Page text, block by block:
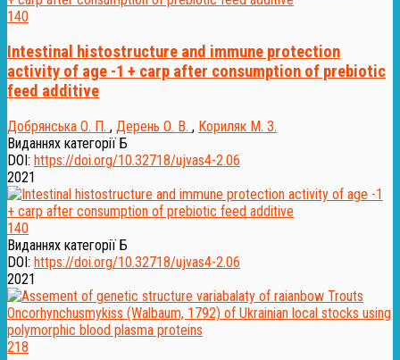
140
Intestinal histostructure and immune protection
activity of age -1 + carp after consumption of prebiotic
feed additive
Добрянська О. П. , Дерень О. В. , Кориляк М. З.
Виданнях категорії Б
DOI: https://doi.org/10.32718/ujvas4-2.06
2021
140
Виданнях категорії Б
DOI: https://doi.org/10.32718/ujvas4-2.06
2021
218